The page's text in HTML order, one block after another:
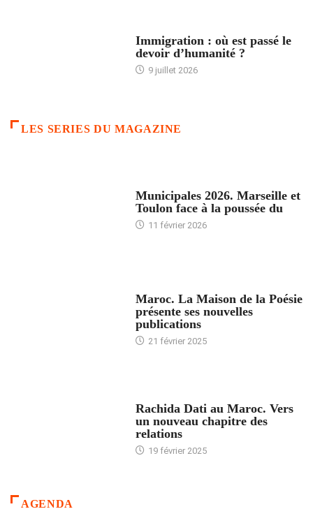
Immigration : où est passé le
devoir d’humanité ?
9 juillet 2026
LES SERIES DU MAGAZINE
Municipales 2026. Marseille et
Toulon face à la poussée du
11 février 2026
Maroc. La Maison de la Poésie
présente ses nouvelles
publications
21 février 2025
Rachida Dati au Maroc. Vers
un nouveau chapitre des
relations
19 février 2025
AGENDA